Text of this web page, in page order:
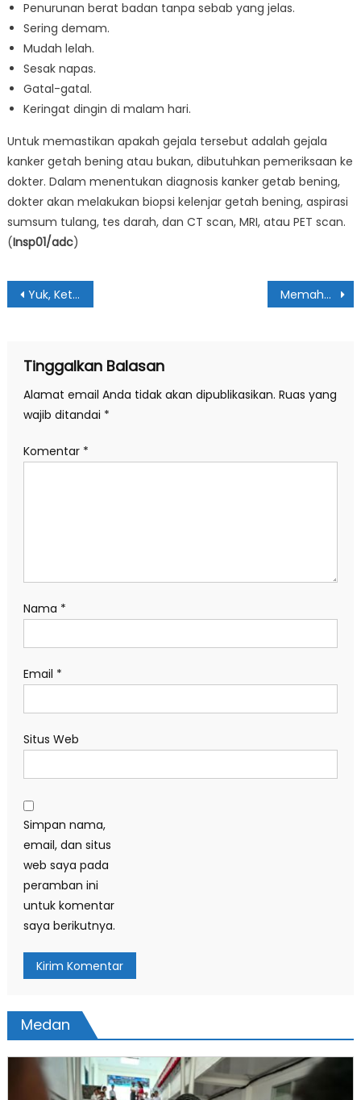
Penurunan berat badan tanpa sebab yang jelas.
Sering demam.
Mudah lelah.
Sesak napas.
Gatal-gatal.
Keringat dingin di malam hari.
Untuk memastikan apakah gejala tersebut adalah gejala
kanker getah bening atau bukan, dibutuhkan pemeriksaan ke
dokter. Dalam menentukan diagnosis kanker getab bening,
dokter akan melakukan biopsi kelenjar getah bening, aspirasi
sumsum tulang, tes darah, dan CT scan, MRI, atau PET scan.
(Insp01/adc)
Navigasi
Yuk, Ketahui Penyebab & Faktor Resiko Kanker Lidah Memahami Penyebab & Faktor Resiko Kanker Usus
Tinggalkan Balasan
Alamat email Anda tidak akan dipublikasikan. Ruas yang
wajib ditandai *
Komentar *
Nama *
Email *
Situs Web
Simpan nama,
email, dan situs
web saya pada
peramban ini
untuk komentar
saya berikutnya.
Medan